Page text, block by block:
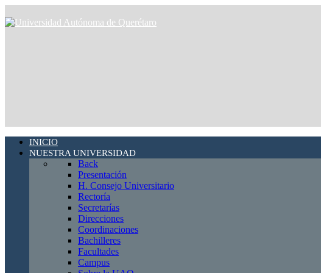
INICIO
NUESTRA UNIVERSIDAD
Back
Presentación
H. Consejo Universitario
Rectoría
Secretarías
Direcciones
Coordinaciones
Bachilleres
Facultades
Campus